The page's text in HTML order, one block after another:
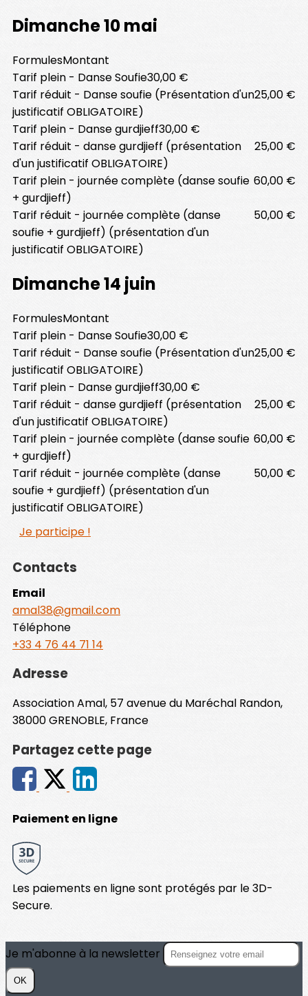
Dimanche 10 mai
FormulesMontant
Tarif plein - Danse Soufie30,00 €
Tarif réduit - Danse soufie (Présentation d'un
justificatif OBLIGATOIRE)
25,00 €
Tarif plein - Danse gurdjieff30,00 €
Tarif réduit - danse gurdjieff (présentation
d'un justificatif OBLIGATOIRE)
25,00 €
Tarif plein - journée complète (danse soufie
+ gurdjieff)
60,00 €
Tarif réduit - journée complète (danse
soufie + gurdjieff) (présentation d'un
justificatif OBLIGATOIRE)
50,00 €
Dimanche 14 juin
FormulesMontant
Tarif plein - Danse Soufie30,00 €
Tarif réduit - Danse soufie (Présentation d'un
justificatif OBLIGATOIRE)
25,00 €
Tarif plein - Danse gurdjieff30,00 €
Tarif réduit - danse gurdjieff (présentation
d'un justificatif OBLIGATOIRE)
25,00 €
Tarif plein - journée complète (danse soufie
+ gurdjieff)
60,00 €
Tarif réduit - journée complète (danse
soufie + gurdjieff) (présentation d'un
justificatif OBLIGATOIRE)
50,00 €
Je participe !
Contacts
Email
amal38@gmail.com
Téléphone
+33 4 76 44 71 14
Adresse
Association Amal, 57 avenue du Maréchal Randon,
38000 GRENOBLE, France
Partagez cette page
Paiement en ligne
Les paiements en ligne sont protégés par le 3D-
Secure.
Je m'abonne à la newsletter
OK